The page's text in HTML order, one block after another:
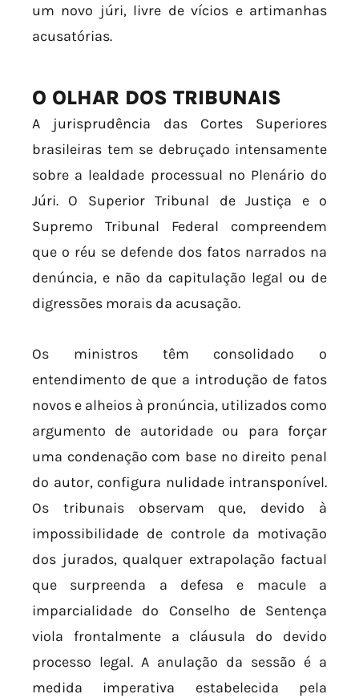
um novo júri, livre de vícios e artimanhas
acusatórias.
O OLHAR DOS TRIBUNAIS
A jurisprudência das Cortes Superiores
brasileiras tem se debruçado intensamente
sobre a lealdade processual no Plenário do
Júri. O Superior Tribunal de Justiça e o
Supremo Tribunal Federal compreendem
que o réu se defende dos fatos narrados na
denúncia, e não da capitulação legal ou de
digressões morais da acusação.
Os ministros têm consolidado o
entendimento de que a introdução de fatos
novos e alheios à pronúncia, utilizados como
argumento de autoridade ou para forçar
uma condenação com base no direito penal
do autor, configura nulidade intransponível.
Os tribunais observam que, devido à
impossibilidade de controle da motivação
dos jurados, qualquer extrapolação factual
que surpreenda a defesa e macule a
imparcialidade do Conselho de Sentença
viola frontalmente a cláusula do devido
processo legal. A anulação da sessão é a
medida imperativa estabelecida pela